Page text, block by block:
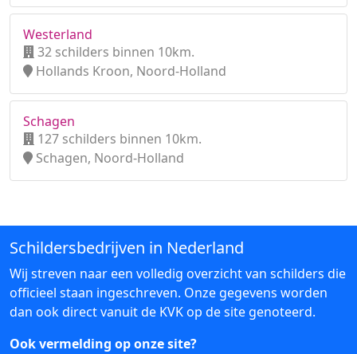
Westerland
32 schilders binnen 10km.
Hollands Kroon, Noord-Holland
Schagen
127 schilders binnen 10km.
Schagen, Noord-Holland
Schildersbedrijven in Nederland
Wij streven naar een volledig overzicht van schilders die
officieel staan ingeschreven. Onze gegevens worden
dan ook direct vanuit de KVK op de site genoteerd.
Ook vermelding op onze site?